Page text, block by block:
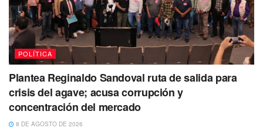
POLÍTICA
Plantea Reginaldo Sandoval ruta de salida para
crisis del agave; acusa corrupción y
concentración del mercado
8 DE AGOSTO DE 2026